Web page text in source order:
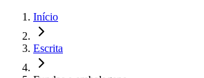
Início
Escrita